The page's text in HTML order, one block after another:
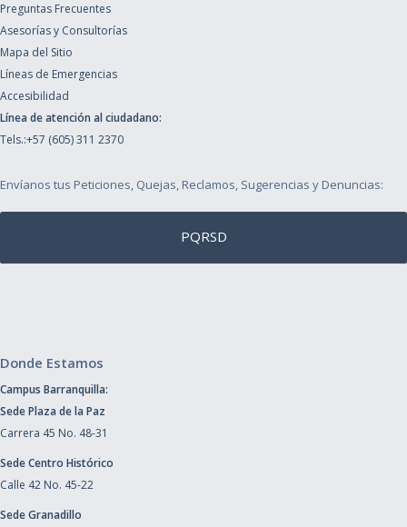
Preguntas Frecuentes
Asesorías y Consultorías
Mapa del Sitio
Líneas de Emergencias
Accesibilidad
Línea de atención al ciudadano:
Tels.:+57 (605) 311 2370
Envíanos tus Peticiones, Quejas, Reclamos, Sugerencias y Denuncias:
PQRSD
Donde Estamos
Campus Barranquilla:
Sede Plaza de la Paz
Carrera 45 No. 48-31
Sede Centro Histórico
Calle 42 No. 45-22
Sede Granadillo